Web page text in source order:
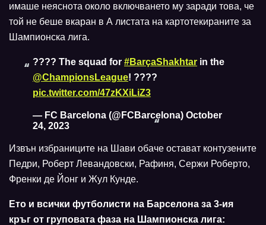
имаше неяснота около включването му заради това, че
той не беше вкаран в А листата на картотекираните за
Шампионска лига.
???? The squad for #BarçaShakhtar in the
@ChampionsLeague! ????
pic.twitter.com/47zKXiLiZ3
— FC Barcelona (@FCBarcelona) October
24, 2023
Извън избраниците на Шави обаче остават контузените
Педри, Роберт Левандовски, Рафиня, Сержи Роберто,
Френки де Йонг и Жул Кунде.
Ето и всички футболисти на Барселона за 3-ия
кръг от груповата фаза на Шампионска лига: